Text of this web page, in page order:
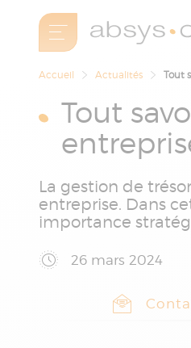
Accueil Actualités Tout
Tout
La gestion de
entreprise. Dans
importance
26 mars 2024